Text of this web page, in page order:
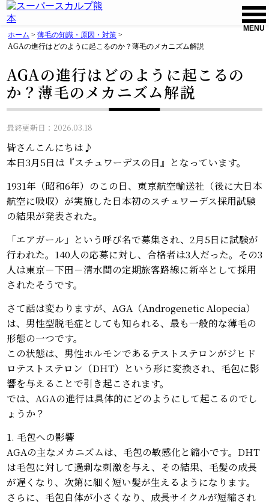
MENU
ホーム >薄毛の知識・原因・対策 >
AGAの進行はどのように起こるのか？薄毛のメカニズム解説
AGAの進行はどのように起こるの
か？薄毛のメカニズム解説
最終更新日：2026.03.18
皆さんこんにちは♪
本日3月5日は『スチュワーデスの日』となっています。
1931年（昭和6年）のこの日、東京航空輸送社（後に大日本
航空に吸収）が実施した日本初のスチュワーデス採用試験
の結果が発表された。
「エアガール」という呼び名で募集され、2月5日に試験が
行われた。140人の応募に対し、合格者は3人だった。その3
人は東京－下田－清水間の定期旅客路線に新卒として採用
されたそうです。
さて話は変わりますが、AGA（Androgenetic Alopecia）
は、男性型脱毛症としても知られる、最も一般的な薄毛の
形態の一つです。
この状態は、男性ホルモンであるテストステロンがジヒド
ロテストステロン（DHT）という形に変換され、毛包に影
響を与えることで引き起こされます。
では、AGAの進行は具体的にどのようにして起こるのでし
ょうか？
1. 毛包への影響
AGAの主なメカニズムは、毛包の敏感化と縮小です。DHT
は毛包に対して過剰な刺激を与え、その結果、毛髪の成長
が遅くなり、次第に細く短い髪が生えるようになります。
さらに、毛包自体が小さくなり、成長サイクルが短縮され